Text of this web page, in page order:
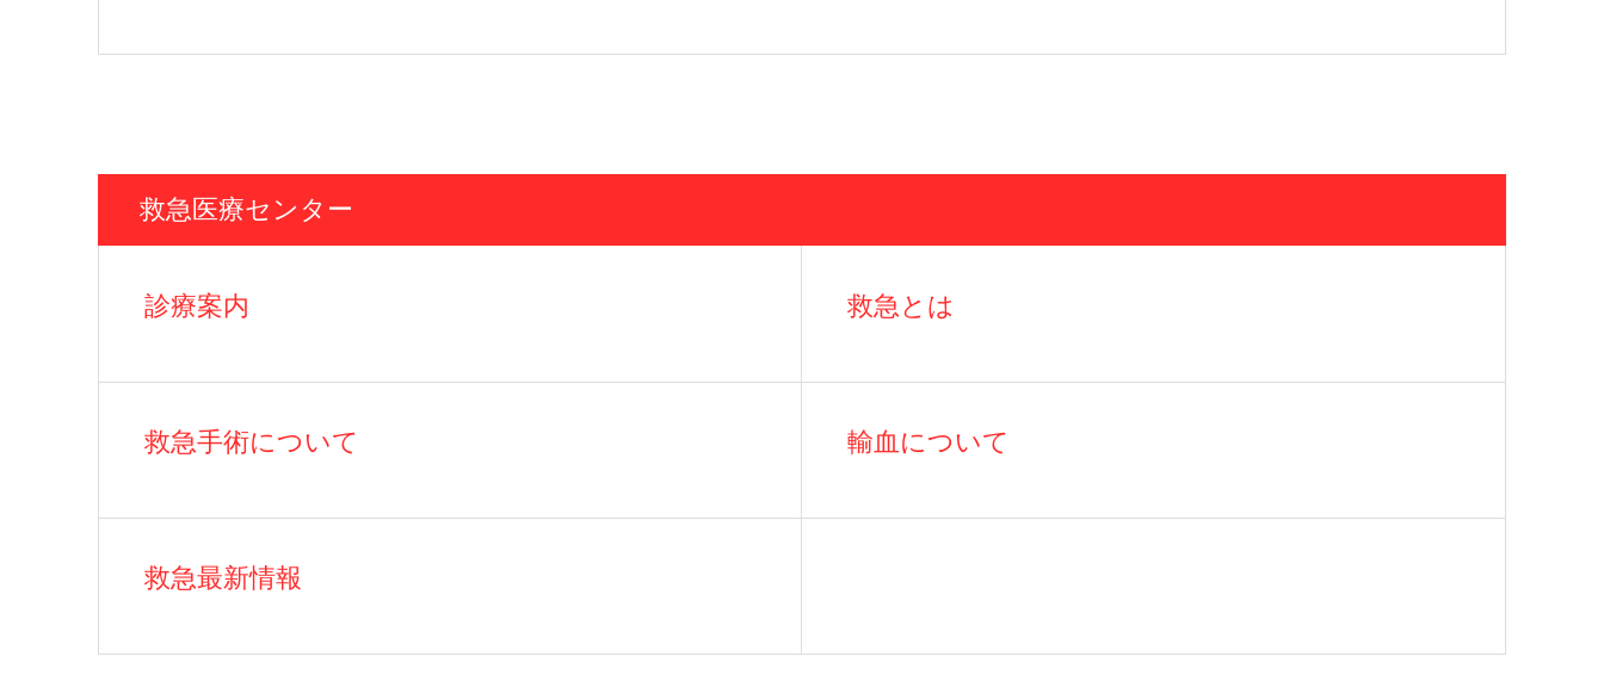
救急医療センター
診療案内 救急とは
救急手術について 輸血について
救急最新情報